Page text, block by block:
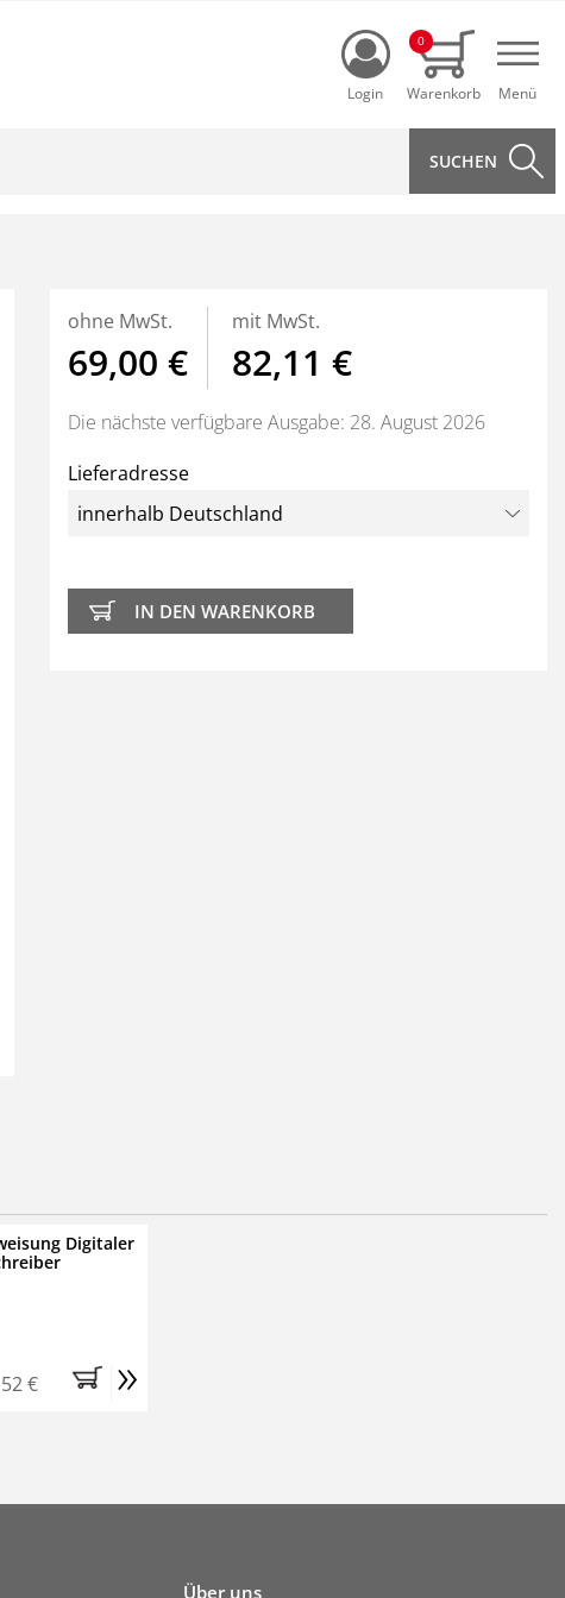
Login
0
ohne MwSt.
69,00 €
mit MwSt.
82,11 €
Die nächste verfügbare Ausgabe: 28. August 2026
Lieferadresse
Digitaler
€ »
Über uns